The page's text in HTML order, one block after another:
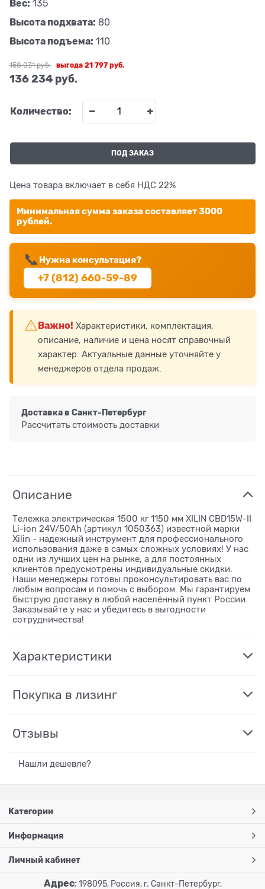
Вес: 135
Высота подхвата: 80
Высота подъема: 110
158 031 руб.
136 234 руб.
выгода21 797 руб.
Количество:
ПОД ЗАКАЗ
Цена товара включает в себя НДС 22%
Минимальная сумма заказа составляет 3000
рублей.
📞 Нужна консультация?
+7 (812) 660-59-89
⚠️ Важно! Характеристики, комплектация,
описание, наличие и цена носят справочный
характер. Актуальные данные уточняйте у
менеджеров отдела продаж.
Доставка в Санкт-Петербург
Рассчитать стоимость доставки
Описание
Тележка электрическая 1500 кг 1150 мм XILIN CBD15W-II
Li-ion 24V/50Ah (артикул 1050363) известной марки
Xilin - надежный инструмент для профессионального
использования даже в самых сложных условиях! У нас
одни из лучших цен на рынке, а для постоянных
клиентов предусмотрены индивидуальные скидки.
Наши менеджеры готовы проконсультировать вас по
любым вопросам и помочь с выбором. Мы гарантируем
быструю доставку в любой населённый пункт России.
Заказывайте у нас и убедитесь в выгодности
сотрудничества!
Характеристики
Покупка в лизинг
Отзывы
Нашли дешевле?
Категории
Информация
Личный кабинет
Адрес: 198095, Россия, г. Санкт-Петербург,